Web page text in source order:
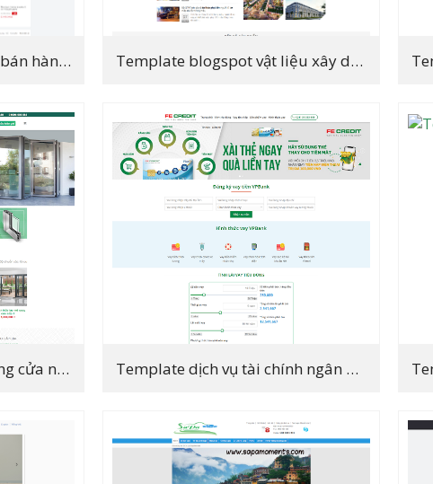
Template blogspot shop bán hàng điện máy, siêu thị ant Template blogspot vật liệu xây dựng, giới thiệu công ty
Template dịch vụ bán hàng cửa nhôm Template dịch vụ tài chính ngân hàng vpbank